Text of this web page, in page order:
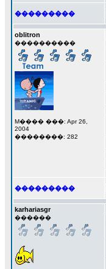
���������
oblitron
����������
M���� ���: Apr 26,
2004
��������: 282
���������
karhariasgr
������